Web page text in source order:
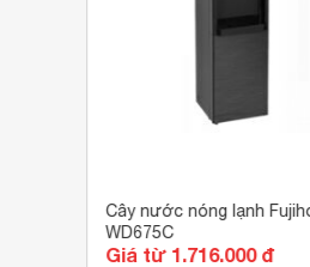
Cây nước nóng lạnh
WD675C
Giá từ 1.716.000 đ